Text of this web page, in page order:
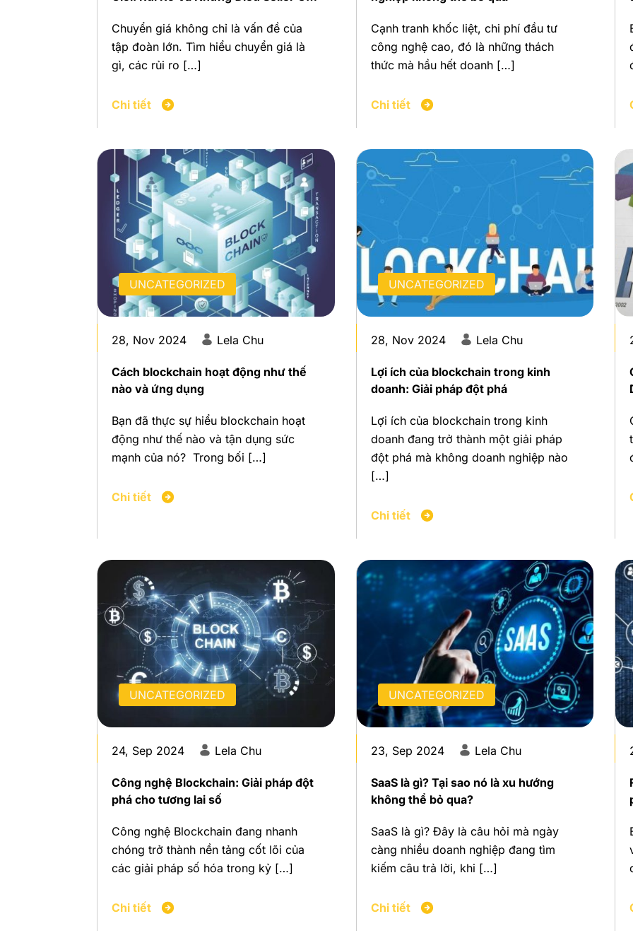
Chuyển giá không chỉ là vấn đề của
tập đoàn lớn. Tìm hiểu chuyển giá là
gì, các rủi ro […]
Chi tiết
Cạnh tranh khốc liệt, chi phí đầu tư
công nghệ cao, đó là những thách
thức mà hầu hết doanh […]
Chi tiết
UNCATEGORIZED
28, Nov 2024 Lela Chu
Cách blockchain hoạt động như thế
nào và ứng dụng
Bạn đã thực sự hiểu blockchain hoạt
động như thế nào và tận dụng sức
mạnh của nó? Trong bối […]
Chi tiết
UNCATEGORIZED
28, Nov 2024 Lela Chu
Lợi ích của blockchain trong kinh
doanh: Giải pháp đột phá
Lợi ích của blockchain trong kinh
doanh đang trở thành một giải pháp
đột phá mà không doanh nghiệp nào
[…]
Chi tiết
UNCATEGORIZED
24, Sep 2024 Lela Chu
Công nghệ Blockchain: Giải pháp đột
phá cho tương lai số
Công nghệ Blockchain đang nhanh
chóng trở thành nền tảng cốt lõi của
các giải pháp số hóa trong kỷ […]
Chi tiết
UNCATEGORIZED
23, Sep 2024 Lela Chu
SaaS là gì? Tại sao nó là xu hướng
không thể bỏ qua?
SaaS là gì? Đây là câu hỏi mà ngày
càng nhiều doanh nghiệp đang tìm
kiếm câu trả lời, khi […]
Chi tiết